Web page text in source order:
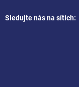
Sledujte nás na sítích: